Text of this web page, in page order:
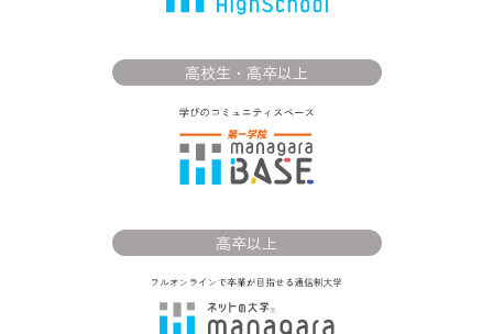
高校生・高卒以上
高卒以上